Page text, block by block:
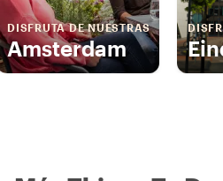
DISFRUTA DE NUESTRAS
Amsterdam